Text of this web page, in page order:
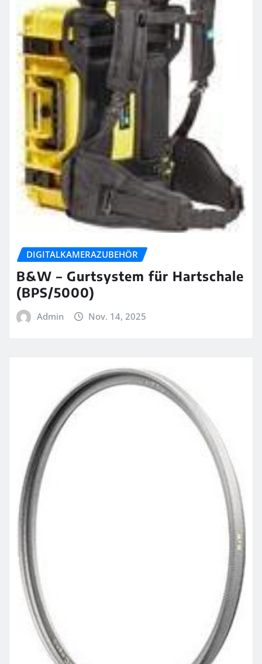
DIGITALKAMERAZUBEHÖR
B&W – Gurtsystem für Hartschale
(BPS/5000)
Admin Nov. 14, 2025